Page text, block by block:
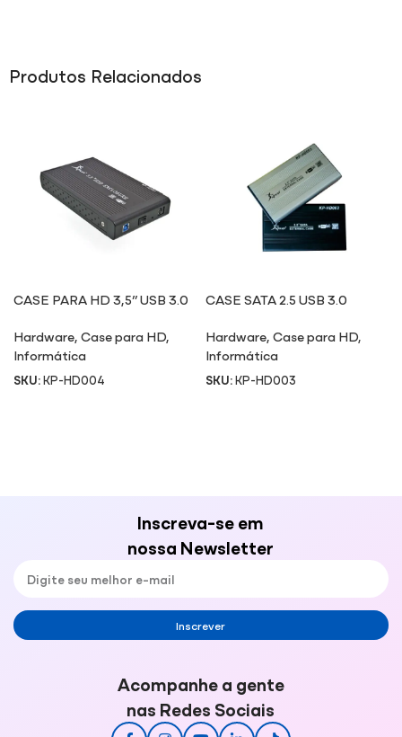
Produtos Relacionados
CASE PARA HD 3,5” USB 3.0
Hardware,Case para HD,
Informática
SKU:KP-HD004
CASE SATA 2.5 USB 3.0
Hardware,Case para HD,
Informática
SKU:KP-HD003
Inscreva-se em
nossa Newsletter
Inscrever
Acompanhe a gente
nas Redes Sociais